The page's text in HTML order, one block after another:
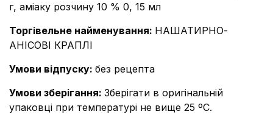
г, аміаку розчину 10 % 0, 15 мл
Торгівельне найменування: НАШАТИРНО-
АНІСОВІ КРАПЛІ
Умови відпуску: без рецепта
Умови зберігання: Зберігати в оригінальній
упаковці при температурі не вище 25 ºС.